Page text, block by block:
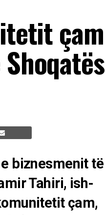
çam
biznesmenit të
Tahiri, ish-
çam,